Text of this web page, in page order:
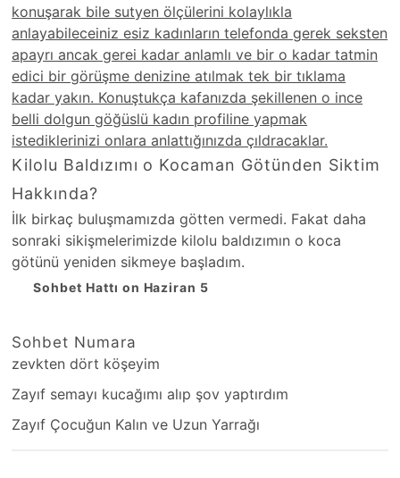
konuşarak bile sutyen ölçülerini kolaylıkla
anlayabileceiniz esiz kadınların telefonda gerek seksten
apayrı ancak gerei kadar anlamlı ve bir o kadar tatmin
edici bir görüşme denizine atılmak tek bir tıklama
kadar yakın. Konuştukça kafanızda şekillenen o ince
belli dolgun göğüslü kadın profiline yapmak
istediklerinizi onlara anlattığınızda çıldracaklar.
Kilolu Baldızımı o Kocaman Götünden Siktim
Hakkında?
İlk birkaç buluşmamızda götten vermedi. Fakat daha
sonraki sikişmelerimizde kilolu baldızımın o koca
götünü yeniden sikmeye başladım.
Sohbet Hattı on Haziran 5
Sohbet Numara
zevkten dört köşeyim
Zayıf semayı kucağımı alıp şov yaptırdım
Zayıf Çocuğun Kalın ve Uzun Yarrağı